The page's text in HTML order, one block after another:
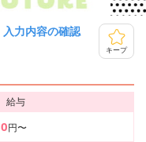
力内容の確認
キープ
給与
円〜